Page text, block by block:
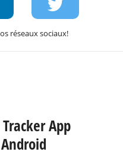
réseaux sociaux!
App